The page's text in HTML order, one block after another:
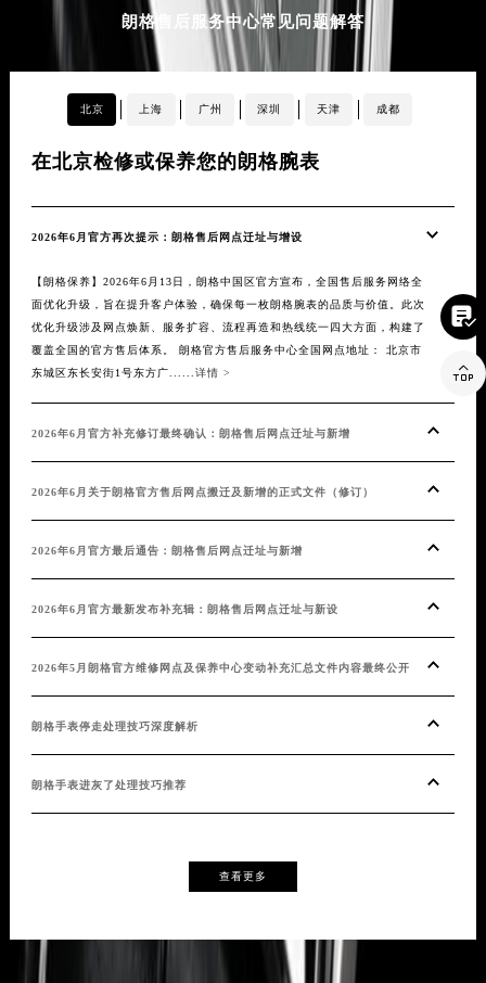
朗格售后服务中心常见问题解答
北京 上海 广州 深圳 天津 成都
在北京检修或保养您的朗格腕表
2026年6月官方再次提示：朗格售后网点迁址与增设
【朗格保养】2026年6月13日，朗格中国区官方宣布，全国售后服务网络全
面优化升级，旨在提升客户体验，确保每一枚朗格腕表的品质与价值。此次
优化升级涉及网点焕新、服务扩容、流程再造和热线统一四大方面，构建了
覆盖全国的官方售后体系。 朗格官方售后服务中心全国网点地址： 北京市
东城区东长安街1号东方广...... 详情 >
2026年6月官方补充修订最终确认：朗格售后网点迁址与新增
2026年6月关于朗格官方售后网点搬迁及新增的正式文件（修订）
2026年6月官方最后通告：朗格售后网点迁址与新增
2026年6月官方最新发布补充辑：朗格售后网点迁址与新设
2026年5月朗格官方维修网点及保养中心变动补充汇总文件内容最终公开
朗格手表停走处理技巧深度解析
朗格手表进灰了处理技巧推荐
查看更多
升级
构建
来规

